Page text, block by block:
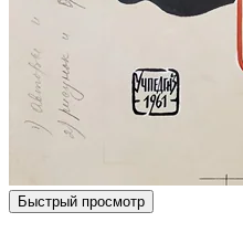
Быстрый просмотр